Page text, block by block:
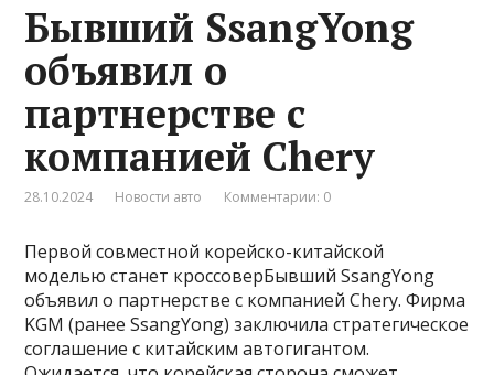
Бывший SsangYong
объявил о
партнерстве с
компанией Chery
28.10.2024 Новости авто Комментарии: 0
Первой совместной корейско-китайской
моделью станет кроссоверБывший SsangYong
объявил о партнерстве с компанией Chery. Фирма
KGM (ранее SsangYong) заключила стратегическое
соглашение с китайским автогигантом.